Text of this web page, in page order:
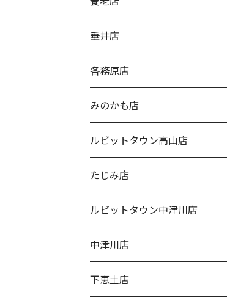
垂井店
各務原店
みのかも店
ルビットタウン高山店
たじみ店
ルビットタウン中津川店
中津川店
下恵土店